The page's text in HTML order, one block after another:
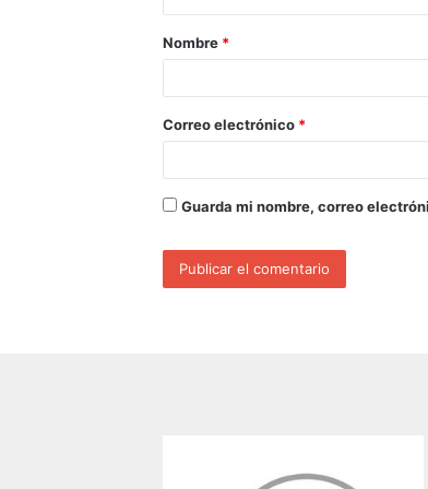
Nombre *
Correo electrónico *
Guarda mi nombre, correo